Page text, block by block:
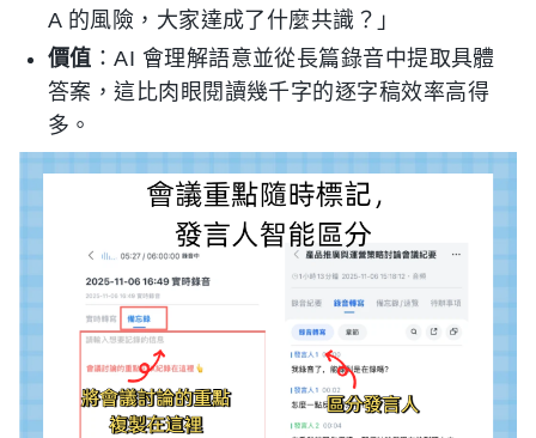
A 的風險，大家達成了什麼共識？」
價值 ：AI 會理解語意並從長篇錄音中提取具體
答案，這比肉眼閱讀幾千字的逐字稿效率高得
多。